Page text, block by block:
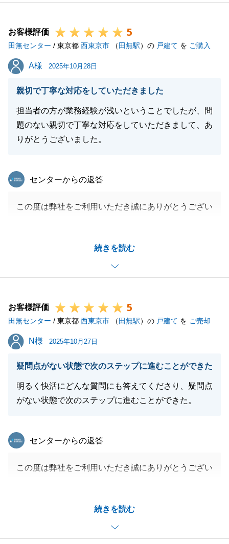
今後とも不動産の事で何かありましたらお気兼ねなく
今後とも何卒よろしくお願い申し上げます。
お客様評価 5
田無センター / 東京都 西東京市 （ 田無駅）の 戸建て を ご購入
A様
A様 2025年10月28日
親切で丁寧な対応をしていただきました
担当者の方が業務経験が浅いということでしたが、問
題のない親切で丁寧な対応をしていただきまして、あ
りがとうございました。
続きを読む
東急リバブル
センターからの返答
この度は弊社をご利用いただき誠にありがとうござい
一貫してお手伝いする事ができ大変嬉しく思います。
また不動産の事でご相談事がありましたらお気兼ねな
くお申し出くださいませ。
お客様評価 5
田無センター / 東京都 西東京市 （ 田無駅）の 戸建て を ご売却
N様
N様 2025年10月27日
疑問点がない状態で次のステップに進むことができた
明るく快活にどんな質問にも答えてくださり、疑問点
がない状態で次のステップに進むことができた。
続きを読む
東急リバブル
センターからの返答
この度は弊社をご利用いただき誠にありがとうござい
脚でお引渡しまで進むことができ大変感謝しておりま
また不動産の事で何かありましたらお気兼ねなくご連